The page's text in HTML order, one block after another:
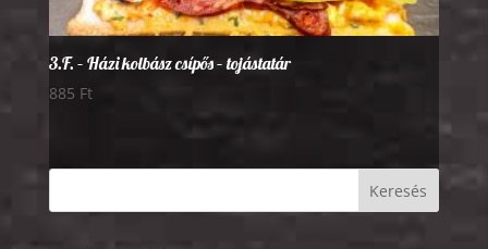
3.F. – Házi kolbász csípős – tojástatár
885 Ft